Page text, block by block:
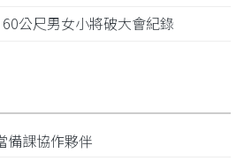
公尺男女小將破大會紀錄
備課協作夥伴